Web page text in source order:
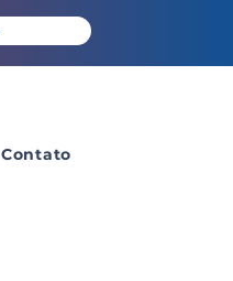
Contato